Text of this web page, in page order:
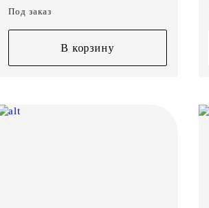
Под заказ
В корзину